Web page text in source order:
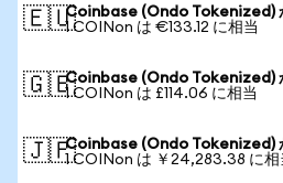
🇪🇺Coinbase (Ondo Tokenized)
1 COINon は €133.12 に相当
🇬🇧Coinbase (Ondo Tokenized)
1 COINon は £114.06 に相当
🇯🇵Coinbase (Ondo Tokenized)
1 COINon は ￥24,283.38 に相